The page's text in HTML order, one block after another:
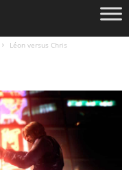
Léon versus Chris